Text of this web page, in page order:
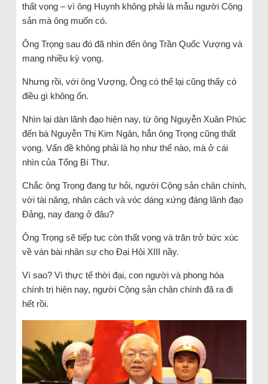
thất vọng – vì ông Huynh không phải là mẫu người Cộng
sản mà ông muốn có.
Ông Trọng sau đó đã nhìn đến ông Trần Quốc Vượng và
mang nhiều kỳ vọng.
Nhưng rồi, với ông Vượng, Ông có thể lại cũng thấy có
điều gì không ổn.
Nhìn lại dàn lãnh đạo hiện nay, từ ông Nguyễn Xuân Phúc
đến bà Nguyễn Thị Kim Ngân, hẳn ông Trọng cũng thất
vọng. Vấn đề không phải là họ như thế nào, mà ở cái
nhìn của Tổng Bí Thư.
Chắc ông Trọng đang tự hỏi, người Cộng sản chân chính,
với tài năng, nhân cách và vóc dáng xứng đáng lãnh đạo
Đảng, nay đang ở đâu?
Ông Trọng sẽ tiếp tục còn thất vọng và trăn trở bức xúc
về ván bài nhân sự cho Đại Hội XIII nầy.
Vì sao? Vì thực tế thời đại, con người và phong hóa
chính trị hiện nay, người Cộng sản chân chính đã ra đi
hết rồi.